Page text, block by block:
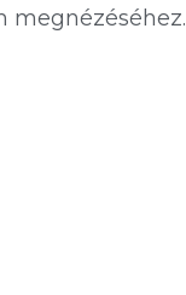
megnézéséhez.